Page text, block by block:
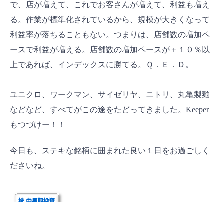
で、店が増えて、これでお客さんが増えて、利益も増え
る。作業が標準化されているから、規模が大きくなって
利益率が落ちることもない。つまりは、店舗数の増加ペ
ースで利益が増える。店舗数の増加ペースが＋１０％以
上であれば、インデックスに勝てる。Ｑ．Ｅ．Ｄ。
ユニクロ、ワークマン、サイゼリヤ、ニトリ、丸亀製麺
などなど、すべてがこの途をたどってきました。Keeper
もつづけー！！
今日も、ステキな銘柄に囲まれた良い１日をお過ごしく
ださいね。